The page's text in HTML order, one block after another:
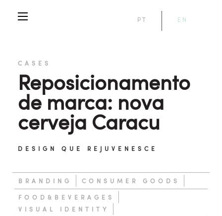
PT EN
CASES
Reposicionamento
de marca: nova
cerveja Caracu
DESIGN QUE REJUVENESCE
BRANDING CONSUMER GOODS
FOOD&BEVERAGES
VISUAL IDENTITY